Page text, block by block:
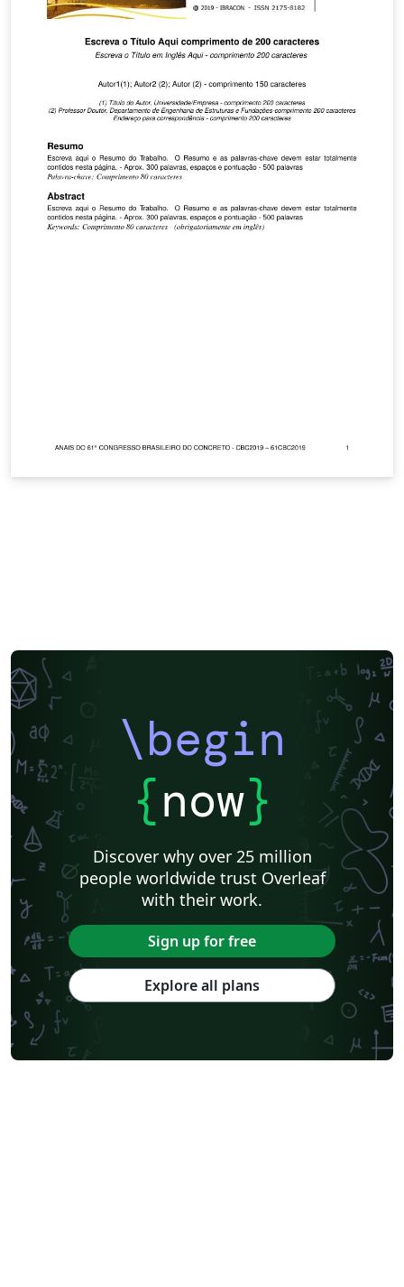
\begin
{now}
Discover why over 25 million
people worldwide trust Overleaf
with their work.
Sign up for free
Explore all plans